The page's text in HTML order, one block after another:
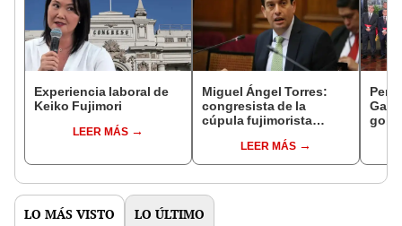
Experiencia laboral de
Keiko Fujimori
LEER MÁS
Miguel Ángel Torres:
congresista de la
cúpula fujimorista
del SenadoLEER MÁS
LO MÁS VISTO LO ÚLTIMO